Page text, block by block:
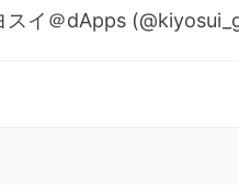
イ＠dApps